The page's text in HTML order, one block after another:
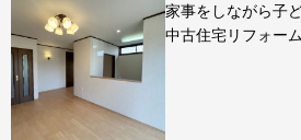
家事をしながら子
中古住宅リフォー